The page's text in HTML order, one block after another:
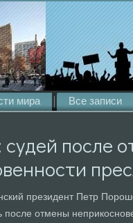
мира Все записи
после
президент Петр
после отмены